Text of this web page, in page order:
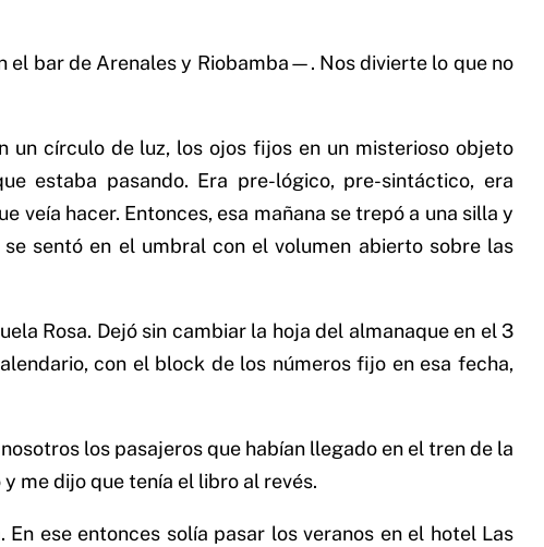
bar de Arenales y Riobamba⁠—⁠. Nos divierte lo que no
un círculo de luz, los ojos fijos en un misterioso objeto
estaba pasando. Era pre-lógico, pre-sintáctico, era
veía hacer. Entonces, esa mañana se trepó a una silla y
sentó en el umbral con el volumen abierto sobre las
Rosa. Dejó sin cambiar la hoja del almanaque en el 3
con el block de los números fijo en esa fecha,
los pasajeros que habían llegado en el tren de la
me dijo que tenía el libro al revés.
ese entonces solía pasar los veranos en el hotel Las